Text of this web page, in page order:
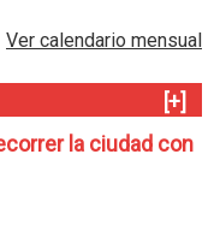
Ver calendario mensual
[+]
la ciudad con